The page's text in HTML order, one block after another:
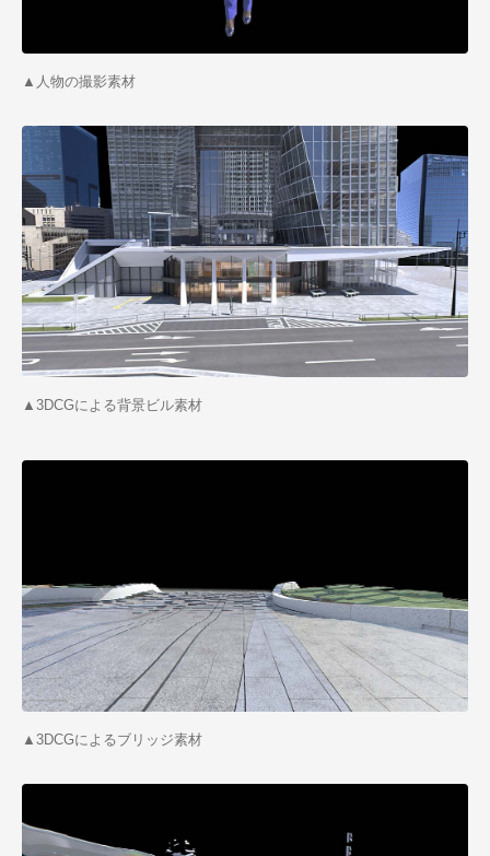
▲ 人物の撮影素材
▲ 3DCGによる背景ビル素材
▲ 3DCGによるブリッジ素材